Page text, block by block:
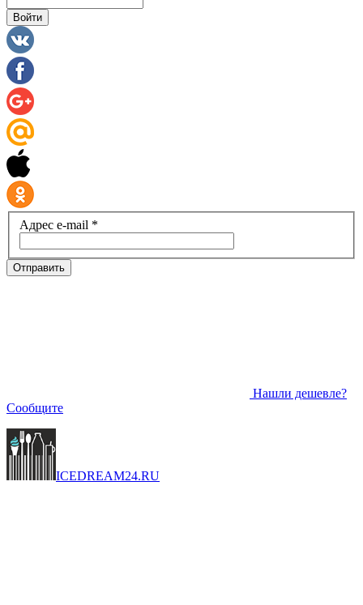
Войти
Адрес e-mail *
Отправить
Нашли дешевле?
Сообщите
ICEDREAM24.RU